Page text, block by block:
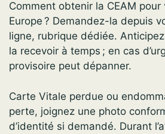
Comment obtenir la CEAM pour
Europe ? Demandez-la depuis
ligne, rubrique dédiée.
la recevoir à temps ; en cas
provisoire peut dépanner.
Carte Vitale perdue ou
perte, joignez une photo
d’identité si demandé. Durant